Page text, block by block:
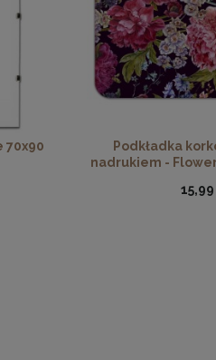
Florals
70x90
Podkładka
nadrukiem -
15,99